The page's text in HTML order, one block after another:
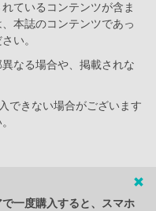
ているコンテンツが含ま
本誌のコンテンツであっ
い。
なる場合や、掲載されな
できない場合がございます
一度購入すると、スマホ